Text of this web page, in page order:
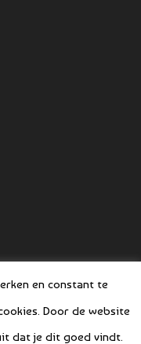
en constant te
Door de website
dat je dit goed vindt.